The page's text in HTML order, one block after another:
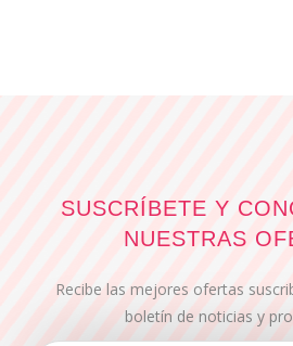
SUSCRÍBETE Y
NUESTRAS
Recibe las mejores ofertas
boletín de noticias y